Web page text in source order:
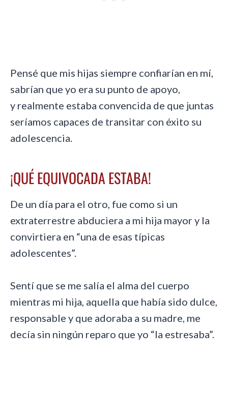
Pensé que mis hijas siempre confiarían en mí,
sabrían que yo era su punto de apoyo,
y realmente estaba convencida de que juntas
seríamos capaces de transitar con éxito su
adolescencia.
¡QUÉ EQUIVOCADA ESTABA!
De un día para el otro, fue como si un
extraterrestre abduciera a mi hija mayor y la
convirtiera en “una de esas típicas
adolescentes”.
Sentí que se me salía el alma del cuerpo
mientras mi hija, aquella que había sido dulce,
responsable y que adoraba a su madre, me
decía sin ningún reparo que yo “la estresaba”.